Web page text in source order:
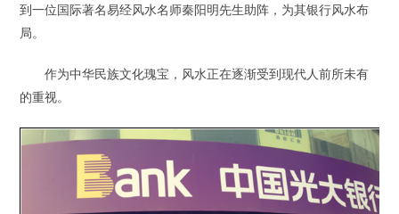
到一位国际著名易经风水名师秦阳明先生助阵，为其银行风水布
局。
作为中华民族文化瑰宝，风水正在逐渐受到现代人前所未有
的重视。